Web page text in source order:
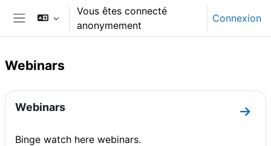
Passer au contenu principal
Panneau latéral
Vous êtes connecté
anonymement
Connexion
Webinars
Résumé de section
Webinars
Aller
Binge watch here webinars.